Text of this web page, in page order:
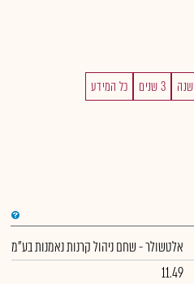
שנה 3 שנים כל המידע
אלטשולר - שחם ניהול קרנות נאמנות בע"מ
11.49